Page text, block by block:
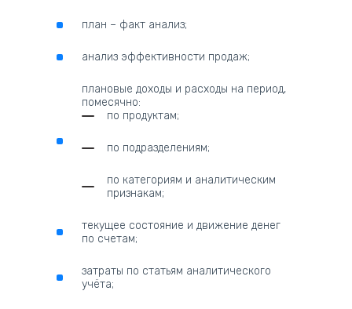
план – факт анализ;
анализ эффективности продаж;
плановые доходы и расходы на период,
помесячно:
по продуктам;
по подразделениям;
по категориям и аналитическим
признакам;
текущее состояние и движение денег
по счетам;
затраты по статьям аналитического
учёта;